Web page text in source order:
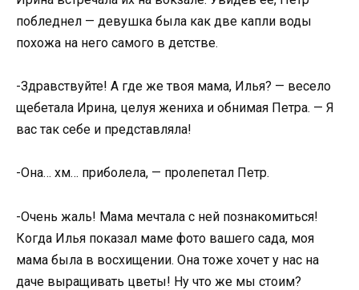
побледнел — девушка была как две капли воды
похожа на него самого в детстве.
-Здравствуйте! А где же твоя мама, Илья? — весело
щебетала Ирина, целуя жениха и обнимая Петра. — Я
вас так себе и представляла!
-Она… хм… приболела, — пролепетал Петр.
-Очень жаль! Мама мечтала с ней познакомиться!
Когда Илья показал маме фото вашего сада, моя
мама была в восхищении. Она тоже хочет у нас на
даче выращивать цветы! Ну что же мы стоим?